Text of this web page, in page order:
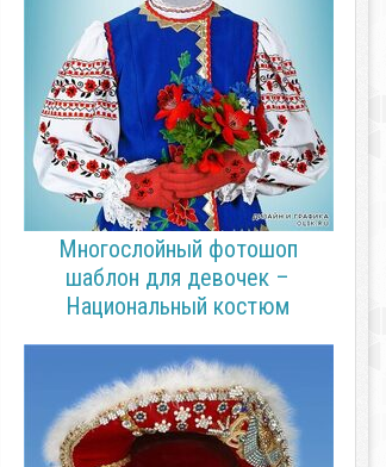
Многослойный фотошоп
шаблон для девочек –
Национальный костюм